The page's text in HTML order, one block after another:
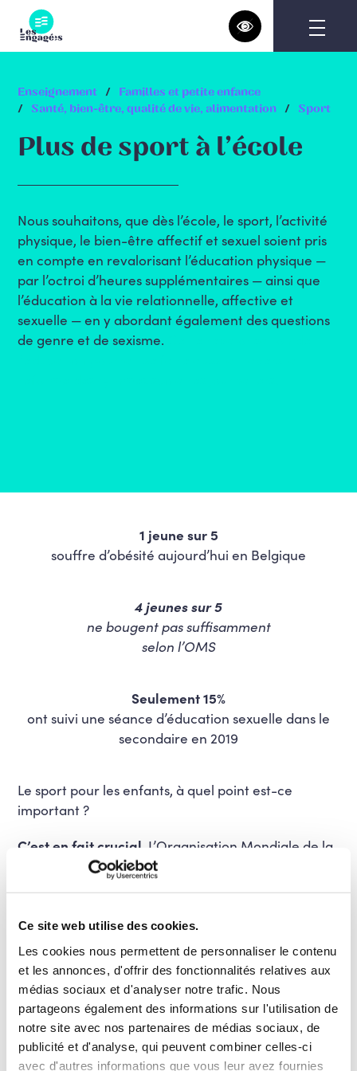
Ce site web utilise des cookies.
Les cookies nous permettent de personnaliser le contenu
et les annonces, d'offrir des fonctionnalités relatives aux
médias sociaux et d'analyser notre trafic. Nous
partageons également des informations sur l'utilisation de
notre site avec nos partenaires de médias sociaux, de
publicité et d'analyse, qui peuvent combiner celles-ci
avec d'autres informations que vous leur avez fournies
content
Enseignement
Familles et petite enfance
Santé, bien-être, qualité de vie, alimentation
Sport
Plus de sport à l’école
Nous souhaitons, que dès l’école, le sport, l’activité
physique, le bien-être affectif et sexuel soient pris
en compte en revalorisant l’éducation physique —
par l’octroi d’heures supplémentaires — ainsi que
l’éducation à la vie relationnelle, affective et
sexuelle — en y abordant également des questions
de genre et de sexisme.
1 jeune sur 5
souffre d’obésité aujourd’hui en Belgique
4 jeunes sur 5
ne bougent pas suffisamment
selon l’OMS
Seulement 15%
ont suivi une séance d’éducation sexuelle dans le
secondaire en 2019
Le sport pour les enfants, à quel point est-ce
important ?
C’est en fait crucial . L’Organisation Mondiale de la
Santé recommande d’ailleurs pas moins de 60
minutes quotidienne d’activité physique, variant
marche pied à un match de foot, par exemple). Or,
parmi les garçons âgés de 11 à 18 ans, seulement
20% atteignent ce quota de santé. Et la tendance
est ensuite à la baisse au fil des âges. Chez les
adolescentes, les résultats sont encore plus
alarmants: c’est seulement 13% d’entre elles qui
pratique une activité physique quotidienne
suffisante.